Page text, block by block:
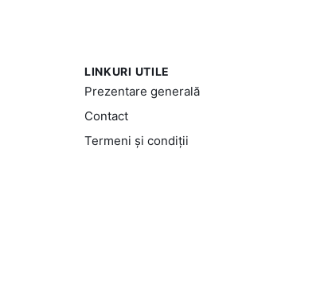
LINKURI UTILE
Prezentare generală
Contact
Termeni și condiții